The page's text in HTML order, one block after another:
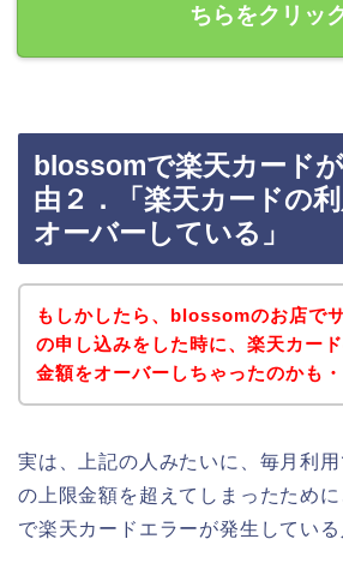
ちらをクリッ
blossomで楽天カード
由２．「楽天カードの
オーバーしている」
もしかしたら、blossomのお店で
の申し込みをした時に、楽天カー
金額をオーバーしちゃったのかも・
実は、上記の人みたいに、毎月利
の上限金額を超えてしまったため
で楽天カードエラーが発生している